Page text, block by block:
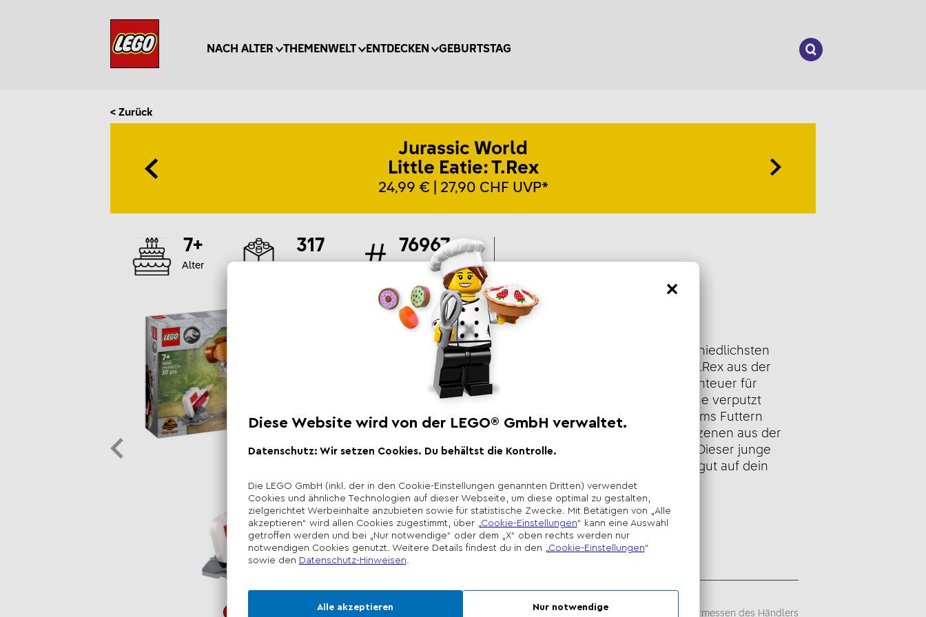
NACH ALTER THEMENWELT ENTDECKEN GEBURTSTAG
Suchen
< Zurück
Jurassic World
Little Eatie: T.Rex
24,99 € | 27,90 CHF UVP*
7+
Alter
317 76967
Artikel
Produktbeschreibung
Kümmere dich um Little Eatie, den niedlichsten
T.Rex aller Zeiten! Baue den Baby-T.Rex aus der
TV-Serie Jurassic World: Neue Abenteuer für
deine Sammlung. Vorsicht, die Kleine verputzt
einfach alles. Aber wenn es nicht ums Futtern
geht, ist sie auch sehr sanft. Stell Szenen aus der
Serie nach und füttere Little Eatie. Dieser junge
Dino kann nach dem Spielen auch gut auf dein
Zimmer aufpassen!
Die Preisgestaltung liegt im alleinigen Ermessen des Händlers